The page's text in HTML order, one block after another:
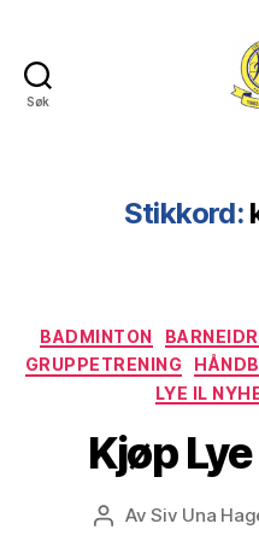
Søk
Stikkord:
BADMINTON
GRUPPETRENING
LYE IL
Kjøp
Innleggsforfatter
AvSiv Una